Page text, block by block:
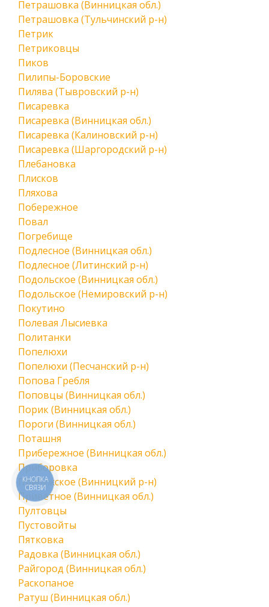
Петрашовка (Винницкая обл.)
Петрашовка (Тульчинский р-н)
Петрик
Петриковцы
Пиков
Пилипы-Боровские
Пилява (Тывровский р-н)
Писаревка
Писаревка (Винницкая обл.)
Писаревка (Калиновский р-н)
Писаревка (Шаргородский р-н)
Плебановка
Плисков
Пляхова
Побережное
Повал
Погребище
Подлесное (Винницкая обл.)
Подлесное (Литинский р-н)
Подольское (Винницкая обл.)
Подольское (Немировский р-н)
Покутино
Полевая Лысиевка
Политанки
Попелюхи
Попелюхи (Песчанский р-н)
Попова Гребля
Поповцы (Винницкая обл.)
Порик (Винницкая обл.)
Пороги (Винницкая обл.)
Поташня
Прибережное (Винницкая обл.)
Приборовка
Прибужское (Винницкий р-н)
Приветное (Винницкая обл.)
Пултовцы
Пустовойты
Пятковка
Радовка (Винницкая обл.)
Райгород (Винницкая обл.)
Раскопаное
Ратуш (Винницкая обл.)
КНОПКА
СВЯЗИ